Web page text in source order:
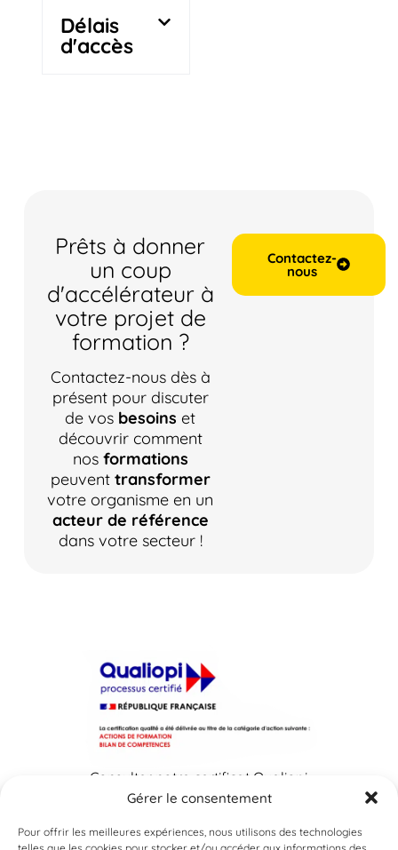
Gérer le consentement
Pour offrir les meilleures expériences, nous utilisons des technologies
Délais
d'accès
Prêts à donner
un coup
d'accélérateur à
votre projet de
formation ?
Contactez-nous dès à
présent pour discuter
de vos besoins et
découvrir comment
nos formations
peuvent transformer
votre organisme en un
acteur de référence
dans votre secteur !
Contactez-
nous
Consulter notre certificat Qualiopi